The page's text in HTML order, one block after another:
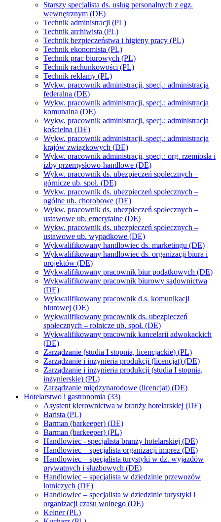
Starszy specjalista ds. usług personalnych z egz.
wewnętrznym (DE)
Technik administracji (PL)
Technik archiwista (PL)
Technik bezpieczeństwa i higieny pracy (PL)
Technik ekonomista (PL)
Technik prac biurowych (PL)
Technik rachunkowości (PL)
Technik reklamy (PL)
Wykw. pracownik administracji, specj.: administracja
federalna (DE)
Wykw. pracownik administracji, specj.: administracja
komunalna (DE)
Wykw. pracownik administracji, specj.: administracja
kościelna (DE)
Wykw. pracownik administracji, specj.: administracja
krajów związkowych (DE)
Wykw. pracownik administracji, specj.: org. rzemiosła i
izby przemysłowo-handlowe (DE)
Wykw. pracownik ds. ubezpieczeń społecznych –
górnicze ub. społ. (DE)
Wykw. pracownik ds. ubezpieczeń społecznych –
ogólne ub. chorobowe (DE)
Wykw. pracownik ds. ubezpieczeń społecznych –
ustawowe ub. emerytalne (DE)
Wykw. pracownik ds. ubezpieczeń społecznych –
ustawowe ub. wypadkowe (DE)
Wykwalifikowany handlowiec ds. marketingu (DE)
Wykwalifikowany handlowiec ds. organizacji biura i
projektów (DE)
Wykwalifikowany pracownik biur podatkowych (DE)
Wykwalifikowany pracownik biurowy sądownictwa
(DE)
Wykwalifikowany pracownik d.s. komunikacji
biurowej (DE)
Wykwalifikowany pracownik ds. ubezpieczeń
społecznych – rolnicze ub. społ. (DE)
Wykwalifikowany pracownik kancelarii adwokackich
(DE)
Zarządzanie (studia I stopnia, licencjackie) (PL)
Zarządzanie i inżynieria produkcji (licencjat) (DE)
Zarządzanie i inżynieria produkcji (studia I stopnia,
inżynierskie) (PL)
Zarządzanie międzynarodowe (licencjat) (DE)
Hotelarstwo i gastronomia (33)
Asystent kierownictwa w branży hotelarskiej (DE)
Barista (PL)
Barman (barkeeper) (DE)
Barman (barkeeper) (PL)
Handlowiec - specjalista branży hotelarskiej (DE)
Handlowiec – specjalista organizacji imprez (DE)
Handlowiec – specjalista turystyki w dz. wyjazdów
prywatnych i służbowych (DE)
Handlowiec – specjalista w dziedzinie przewozów
lotniczych (DE)
Handlowiec – specjalista w dziedzinie turystyki i
organizacji czasu wolnego (DE)
Kelner (PL)